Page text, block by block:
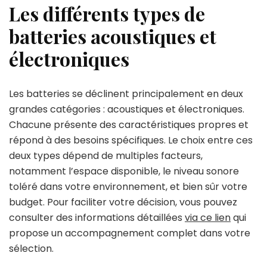
Les différents types de
batteries acoustiques et
électroniques
Les batteries se déclinent principalement en deux
grandes catégories : acoustiques et électroniques.
Chacune présente des caractéristiques propres et
répond à des besoins spécifiques. Le choix entre ces
deux types dépend de multiples facteurs,
notamment l’espace disponible, le niveau sonore
toléré dans votre environnement, et bien sûr votre
budget. Pour faciliter votre décision, vous pouvez
consulter des informations détaillées via ce lienqui
propose un accompagnement complet dans votre
sélection.